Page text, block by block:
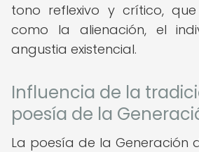
tono reflexivo y crítico,
como la alienación, el
angustia existencial.
Influencia de la
poesía de la
La poesía de la Generación